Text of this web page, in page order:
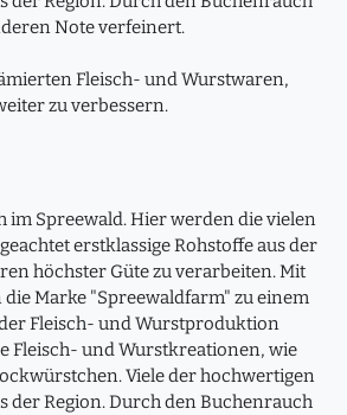
Note verfeinert.
Fleisch- und Wurstwaren,
zu verbessern.
im Spreewald. Hier werden die vielen
erstklassige Rohstoffe aus der
höchster Güte zu verarbeiten. Mit
Marke "Spreewaldfarm" zu einem
Fleisch- und Wurstproduktion
Fleisch- und Wurstkreationen, wie
Viele der hochwertigen
der Region. Durch den Buchenrauch